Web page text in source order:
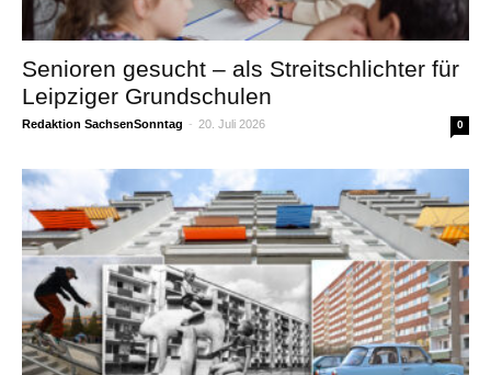
Senioren gesucht – als Streitschlichter für
Leipziger Grundschulen
Redaktion SachsenSonntag - 20. Juli 2026 0